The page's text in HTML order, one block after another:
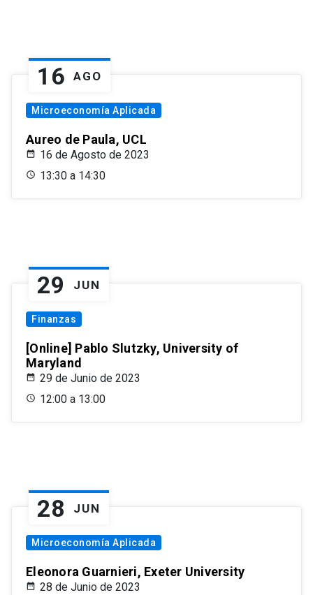
16 AGO
Microeconomía Aplicada
Aureo de Paula, UCL
16 de Agosto de 2023
13:30 a 14:30
29 JUN
Finanzas
[Online] Pablo Slutzky, University of
Maryland
29 de Junio de 2023
12:00 a 13:00
28 JUN
Microeconomía Aplicada
Eleonora Guarnieri, Exeter University
28 de Junio de 2023